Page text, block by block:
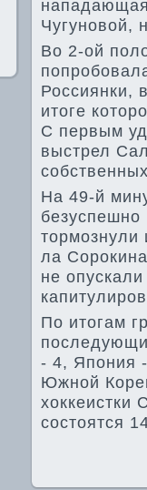
Чугуновой,
Во 2-ой
Россиянки,
итоге
С первым
выстрел
На 49-й
тормознули
ла
не
По итогам
- 4, Япония
Южной
хоккеистки
состоятся